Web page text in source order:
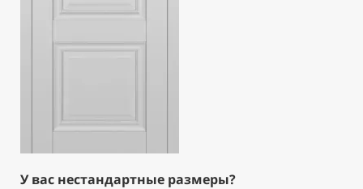
У вас нестандартные размеры?